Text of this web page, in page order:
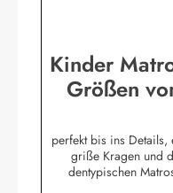
Kinder
Größen
perfekt bis ins Details,
griße Kragen und
dentypischen